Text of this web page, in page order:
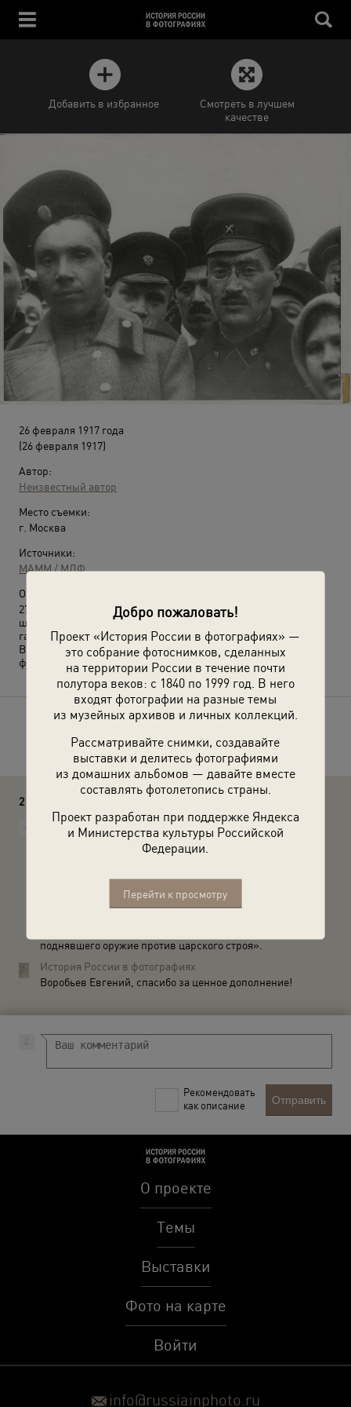
Добро пожаловать!
Проект «История России в фотографиях» —
это собрание фотоснимков, сделанных
на территории России в течение почти
полутора веков: с 1840 по 1999 год. В него
входят фотографии на разные темы
из музейных архивов и личных коллекций.
Рассматривайте снимки, создавайте
выставки и делитесь фотографиями
из домашних альбомов — давайте вместе
составлять фотолетопись страны.
Проект разработан при поддержке Яндекса
и Министерства культуры Российской
Федерации.
Перейти к просмотру
Добавить в избранное
Смотреть в лучшем
качестве
26 февраля 1917 года
(26 февраля 1917)
Автор:
Неизвестный автор
Место съемки:
г. Москва
Источники:
МАММ / МДФ
О фотографии:
27 февраля был убит начальник учебной команды батальона
штабс-капитан Лашкевич. Начался мятеж Петроградского
гарнизона.
Выставка«Пенсне – символ интеллигентности»с этой
фотографией.
2 комментария
Воробьев Евгений
Слева старший унтер-офицер запасного батальона лейб-
гвардии Волынского полка Тимофей Иванович
революции в Петрограде. По одной из версии начальник
учебной команды батальона (он не был командиром
Волынского полка) штабс-капитан Лашкевич был убит
поднявшего оружие против царского строя».
История России в фотографиях
Воробьев Евгений, спасибо за ценное дополнение!
Рекомендовать
как описание
Отправить
О проекте
Темы
Выставки
Фото на карте
Войти
info@russiainphoto.ru